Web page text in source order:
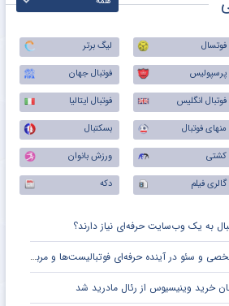
فوتسال
لیگ برتر
پرسپولیس
فوتبال جهان
فوتبال انگلیس
فوتبال ایتالیا
منهای فوتبال
بسکتبال
کشتی
ورزش بانوان
گالری فیلم دکه
به یک وب‌سایت حرفه‌ای نیاز دارند؟
سئو در آینده حرفه‌ای فوتبالیست‌ها و مربیان
خرید وینیسیوس از رئال مادرید شد